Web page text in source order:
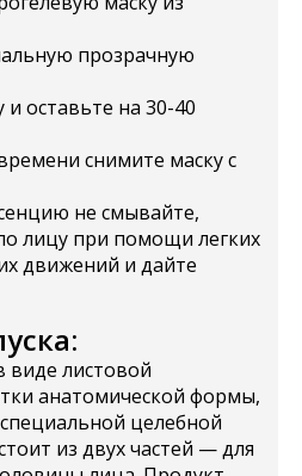
прозрачную
и оставьте на 30-40
снимите маску с
не смывайте,
лицу при помощи легких
движений и дайте
виде листовой
анатомической формы,
целебной
из двух частей — для